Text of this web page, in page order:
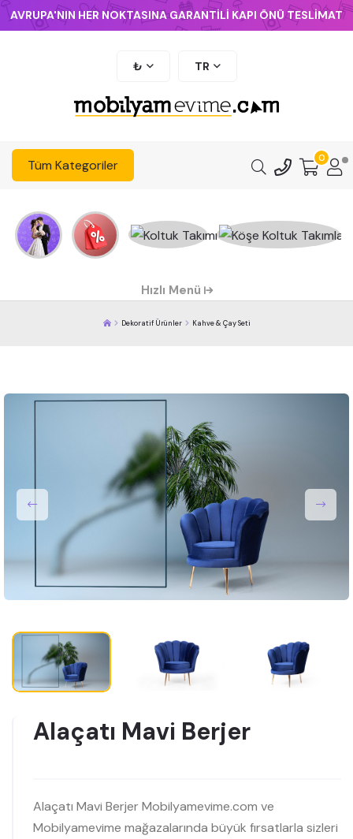
AVRUPA'NIN HER NOKTASINA GARANTİLİ KAPI ÖNÜ TESLİMAT
₺ TR
Tüm Kategoriler 0
Hızlı Menü
Dekoratif Ürünler Kahve & Çay Seti
Alaçatı Mavi Berjer
Alaçatı Mavi Berjer Mobilyamevime.com ve
Mobilyamevime mağazalarında büyük fırsatlarla sizleri